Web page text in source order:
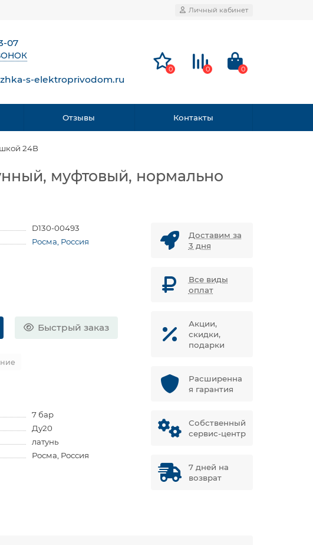
Личный кабинет
07
s-elektroprivodom.ru
0 0 0
Отзывы Контакты
24В
муфтовый, нормально
D130-00493
Росма, Россия
Быстрый заказ
7 бар
Ду20
латунь
Росма, Россия
Доставим за
3 дня
Все виды
оплат
Акции,
скидки,
подарки
Расширенна
я гарантия
Собственный
сервис-центр
7 дней на
возврат